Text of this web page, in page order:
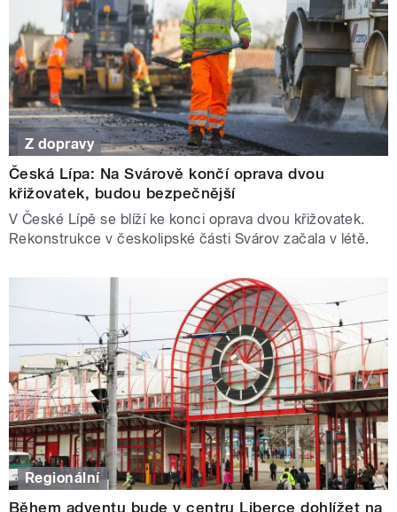
Z dopravy
Česká Lípa: Na Svárově končí oprava dvou
křižovatek, budou bezpečnější
V České Lípě se blíží ke konci oprava dvou křižovatek.
Rekonstrukce v českolipské části Svárov začala v létě.
Regionální
Během adventu bude v centru Liberce dohlížet na